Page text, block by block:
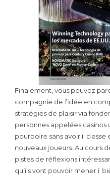
Finalement, vous pouvez
compagnie de l’idée en
stratégies de plaisir via
personnes appelées
pourboire sans avoir í
nouveaux joueurs. Au cours
pistes de réflexions
qu’ils vont pouvoir mener í